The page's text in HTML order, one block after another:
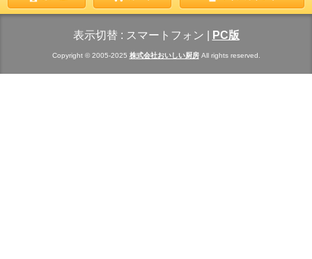
表示切替 : スマートフォン PC版
Copyright © 2005-2025 株式会社おいしい厨房All rights reserved.